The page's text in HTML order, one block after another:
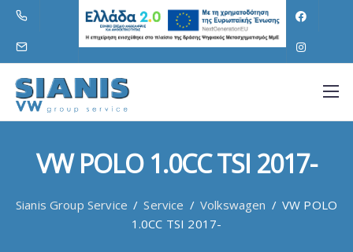
VW POLO 1.0CC TSI 2017-
Sianis Group Service / Service / Volkswagen / VW POLO
1.0CC TSI 2017-